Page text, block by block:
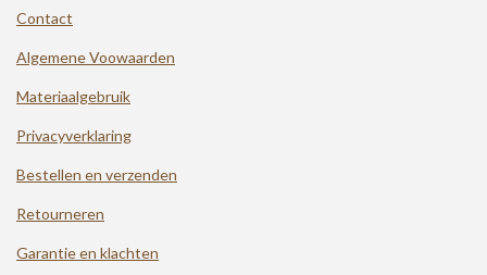
Contact
Algemene Voowaarden
Materiaalgebruik
Privacyverklaring
Bestellen en verzenden
Retourneren
Garantie en klachten